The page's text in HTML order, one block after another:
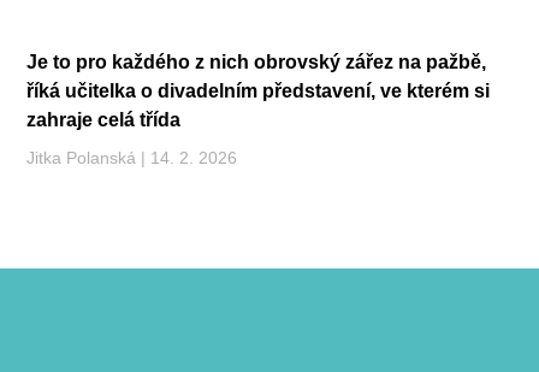
Je to pro každého z nich obrovský zářez na pažbě,
říká učitelka o divadelním představení, ve kterém si
zahraje celá třída
Jitka Polanská 14. 2. 2026